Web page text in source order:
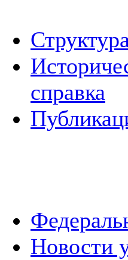
Структура
справка
Новости